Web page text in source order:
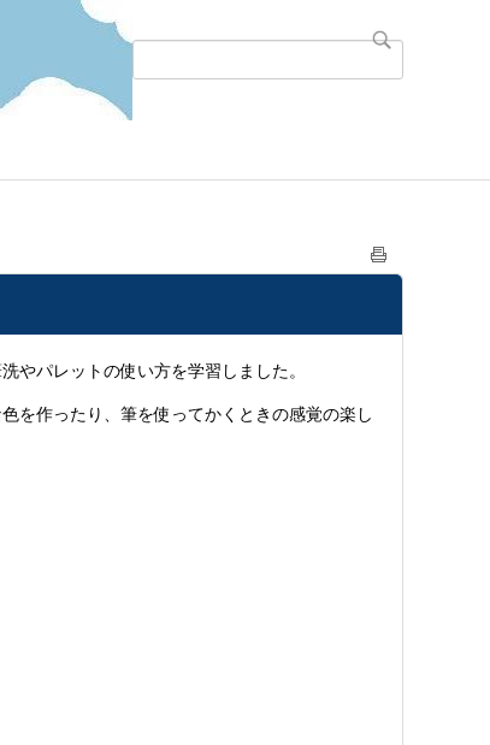
やパレットの使い方を学習しました。
を作ったり、筆を使ってかくときの感覚の楽し